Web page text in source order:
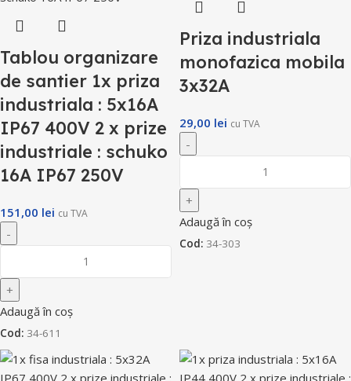
Tablou organizare
de santier 1x priza
industriala : 5x16A
IP67 400V 2 x prize
industriale : schuko
16A IP67 250V
151,00 lei cu TVA
Adaugă în coș
Cod: 34-611
Priza industriala
monofazica mobila
3x32A
29,00 lei cu TVA
Adaugă în coș
Cod: 34-303